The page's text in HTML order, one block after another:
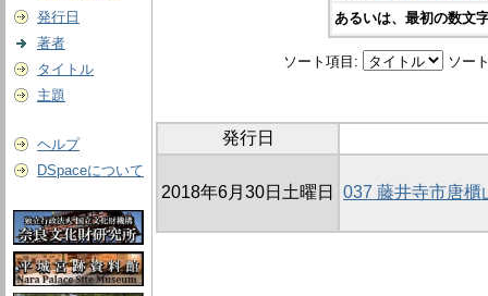
発行日
著者
タイトル
主題
ヘルプ
DSpaceについて
あるいは、最初の数文
ソート項目: ソー
発行日
2018年6月30日土曜日 037 藤井寺市唐櫃